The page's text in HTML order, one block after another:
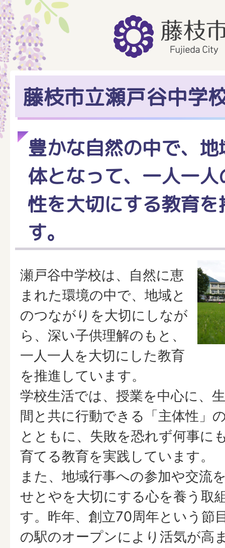
藤枝市立瀬戸谷中学
豊かな自然の中で、
体となって、一人一
性を大切にする教育
す。
瀬戸谷中学校は、自然に恵
まれた環境の中で、地域と
のつながりを大切にしなが
ら、深い子供理解のもと、
一人一人を大切にした教育
を推進しています。
学校生活では、授業を中心に、
間と共に行動できる「主体性」
とともに、失敗を恐れず何事に
育てる教育を実践しています。
また、地域行事への参加や交流
せとやを大切にする心を養う取
す。昨年、創立70周年という節
の駅のオープンにより活気が高